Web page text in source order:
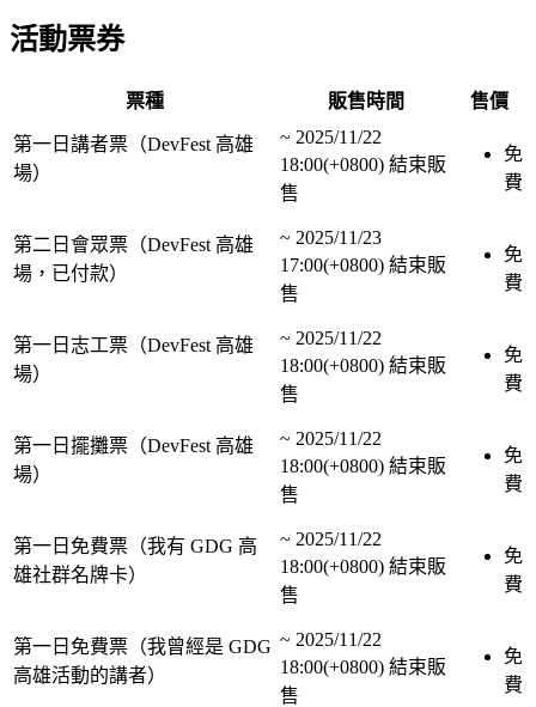
活動票券
票種 販售時間 售價
第一日講者票（DevFest 高雄
場）
~ 2025/11/22
18:00(+0800) 結束販
售
免
費
第二日會眾票（DevFest 高雄
場，已付款）
~ 2025/11/23
17:00(+0800) 結束販
售
免
費
第一日志工票（DevFest 高雄
場）
~ 2025/11/22
18:00(+0800) 結束販
售
免
費
第一日擺攤票（DevFest 高雄
場）
~ 2025/11/22
18:00(+0800) 結束販
售
免
費
第一日免費票（我有 GDG 高
雄社群名牌卡）
~ 2025/11/22
18:00(+0800) 結束販
售
免
費
第一日免費票（我曾經是 GDG
高雄活動的講者）
~ 2025/11/22
18:00(+0800) 結束販
售
免
費